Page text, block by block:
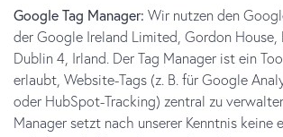
Google Tag Manager: Wir nutzen den
der Google Ireland Limited, Gordon House,
Dublin 4, Irland. Der Tag Manager ist ein
erlaubt, Website-Tags (z. B. für Google
oder HubSpot-Tracking) zentral zu
Manager setzt nach unserer Kenntnis keine